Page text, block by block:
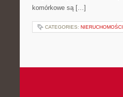
komórkowe są […]
CATEGORIES: NIERUCHOMOŚCI